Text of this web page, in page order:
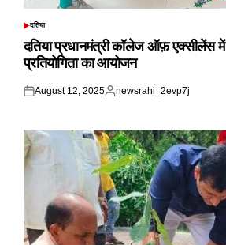
POSTED
दतिया
दतिया प्रधानमंत्री कॉलेज ऑफ़ एक्सीलेंस
प्रतियोगिता का आयोजन
Posted
August 12, 2025
Posted
newsrahi_2evp7j